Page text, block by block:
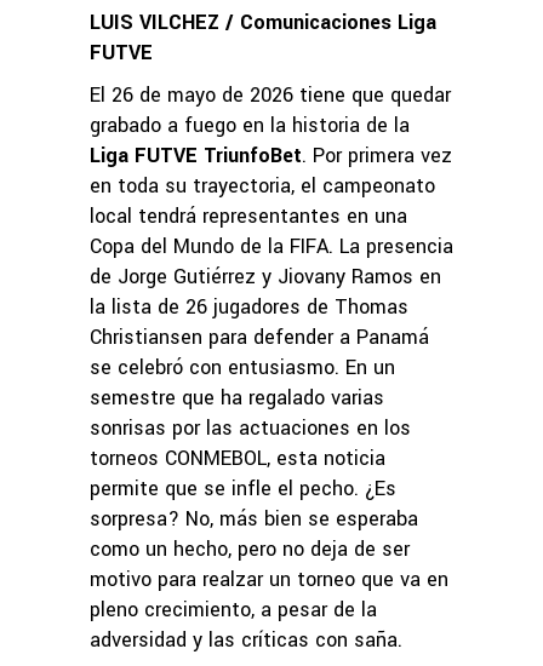
LUIS VILCHEZ / Comunicaciones Liga
FUTVE
El 26 de mayo de 2026 tiene que quedar
grabado a fuego en la historia de la
Liga FUTVE TriunfoBet. Por primera vez
en toda su trayectoria, el campeonato
local tendrá representantes en una
Copa del Mundo de la FIFA. La presencia
de Jorge Gutiérrez y Jiovany Ramos en
la lista de 26 jugadores de Thomas
Christiansen para defender a Panamá
se celebró con entusiasmo. En un
semestre que ha regalado varias
sonrisas por las actuaciones en los
torneos CONMEBOL, esta noticia
permite que se infle el pecho. ¿Es
sorpresa? No, más bien se esperaba
como un hecho, pero no deja de ser
motivo para realzar un torneo que va en
pleno crecimiento, a pesar de la
adversidad y las críticas con saña.